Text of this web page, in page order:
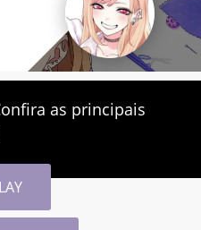
as principais